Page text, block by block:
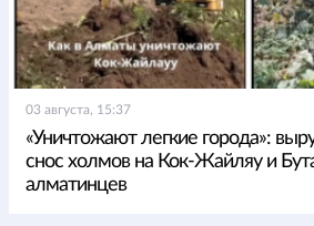
03 августа, 15:37
«Уничтожают легкие города»:
снос холмов на Кок-Жайляу и
алматинцев